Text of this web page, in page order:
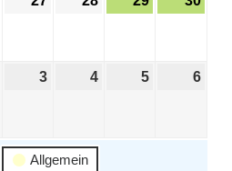
3 4 5 6
Allgemein